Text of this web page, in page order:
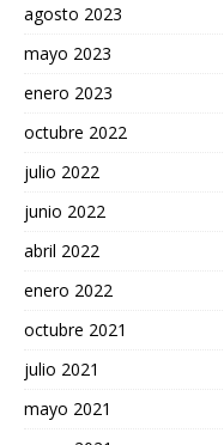
agosto 2023
mayo 2023
enero 2023
octubre 2022
julio 2022
junio 2022
abril 2022
enero 2022
octubre 2021
julio 2021
mayo 2021